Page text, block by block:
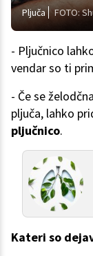
Pljuča FOTO:
- Pljučnico
vendar so ti
- Če se
pljuča, lahko
pljučnico.
Kateri so